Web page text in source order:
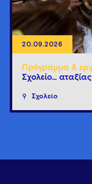
20.09.2026
Πρόγραμμα &
Σχολείο…
Σχολείο